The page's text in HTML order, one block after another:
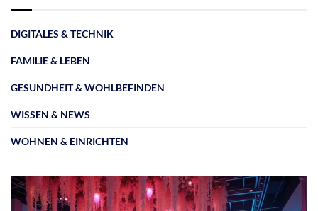
DIGITALES & TECHNIK
FAMILIE & LEBEN
GESUNDHEIT & WOHLBEFINDEN
WISSEN & NEWS
WOHNEN & EINRICHTEN